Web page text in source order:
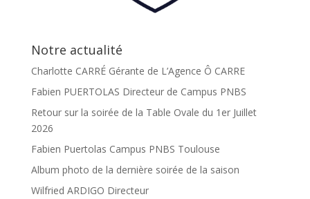
Notre actualité
Charlotte CARRÉ Gérante de L’Agence Ô CARRE
Fabien PUERTOLAS Directeur de Campus PNBS
Retour sur la soirée de la Table Ovale du 1er Juillet
2026
Fabien Puertolas Campus PNBS Toulouse
Album photo de la dernière soirée de la saison
Wilfried ARDIGO Directeur